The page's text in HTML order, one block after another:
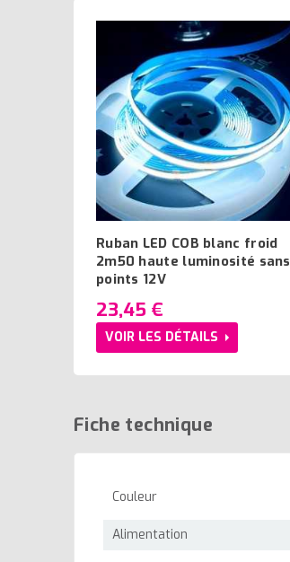
Ruban LED COB blanc froid
2m50 haute luminosité sans
points 12V
23,45 €
VOIR LES DÉTAILS
Fiche technique
Couleur
Alimentation